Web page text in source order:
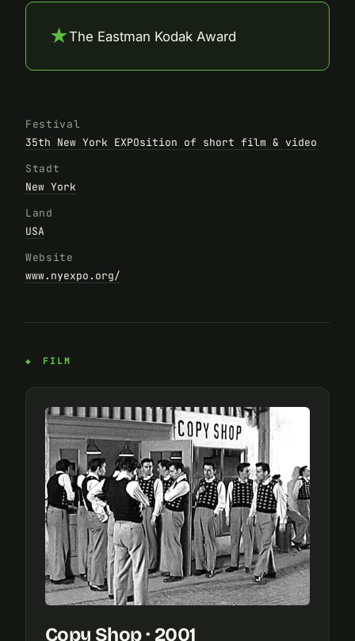
★The Eastman Kodak Award
Festival
35th New York EXPOsition of short film & video
Stadt
New York
Land
USA
Website
www.nyexpo.org/
FILM
Copy Shop · 2001